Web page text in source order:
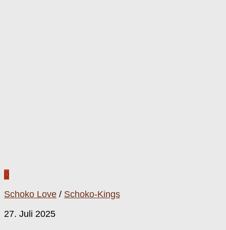
0
Schoko Love / Schoko-Kings
27. Juli 2025